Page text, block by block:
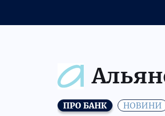
ПРО БАНК НОВИНИ